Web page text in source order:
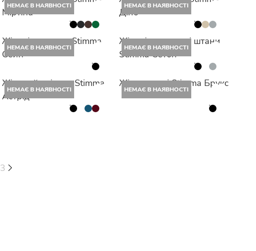
НЕМАЄ В НАЯВНОСТІ
Міртіна
НЕМАЄ В НАЯВНОСТІ
Діно
НЕМАЄ В НАЯВНОСТІ
Жіночі джогери Stimma
Сейн
НЕМАЄ В НАЯВНОСТІ
Жіночі спортивні штани
Stimma Сетон
НЕМАЄ В НАЯВНОСТІ
Жіночий світшот Stimma
Астрід
НЕМАЄ В НАЯВНОСТІ
Жіноче худі Stimma Брукс
3